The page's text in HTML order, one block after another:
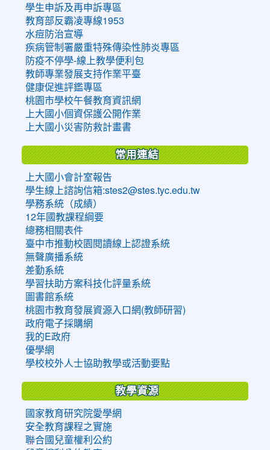
學生申訴及再申訴專區
教育部反霸凌專線1953
水痘防治宣導
疾病管制署嚴重特殊傳染性肺炎專區
防疫不停學-線上教學便利包
教師專業發展支持作業平臺
健康促進評鑑專區
桃園市學校午餐教育資訊網
上大國小個資保護公開作業
上大國小災害防救計畫書
常用連結
上大國小會計室報告
學生線上諮詢信箱:stes2@stes.tyc.edu.tw
學務系統（成績）
12年國教課程綱要
總務相關表件
臺中市推動校園閱讀線上認證系統
無聲廣播系統
差勤系統
學習扶助方案科技化評量系統
圖書館系統
桃園市教育發展資源入口網(教師研習)
政府電子採購網
我的E政府
優學網
學校校外人士協助教學或活動要點
教學資源
國家教育研究院愛學網
安全教育課程之實施
聯合國兒童權利公約